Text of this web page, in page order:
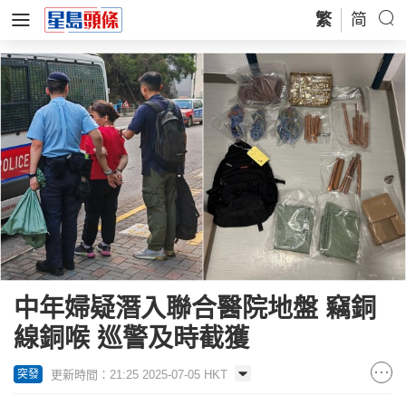
繁 简
中年婦疑潛入聯合醫院地盤 竊銅
線銅喉 巡警及時截獲
突發 更新時間：21:25 2025-07-05 HKT